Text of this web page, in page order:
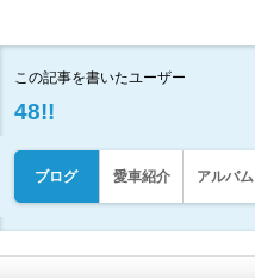
この記事を書いたユーザー
48!!
ブログ 愛車紹介 アルバム